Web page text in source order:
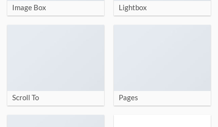
Image Box Lightbox
Scroll To Pages